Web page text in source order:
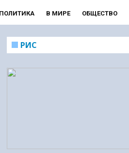
ПОЛИТИКА В МИРЕ ОБЩЕСТВО
РИС